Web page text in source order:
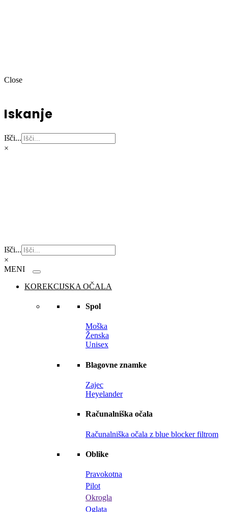
Close
Iskanje
Išči...
×
Išči...
×
KOREKCIJSKA OČALA
Spol
Moška
Ženska
Unisex
Blagovne znamke
Zajec
Heyelander
Računalniška očala
Računalniška očala z blue blocker filtrom
Oblike
Pravokotna
Pilot
Okrogla
Oglata